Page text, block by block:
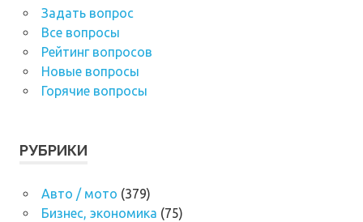
Задать вопрос
Все вопросы
Рейтинг вопросов
Новые вопросы
Горячие вопросы
РУБРИКИ
Авто / мото (379)
Бизнес, экономика (75)